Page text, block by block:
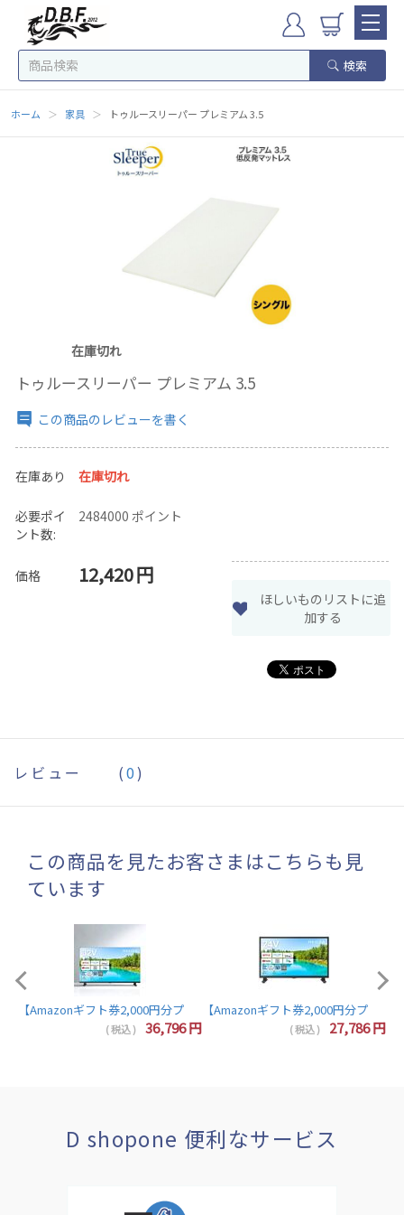
検索
ホーム ＞ 家具 ＞ トゥルースリーパー プレミアム 3.5
在庫切れ
トゥルースリーパー プレミアム 3.5
この商品のレビューを書く
在庫あり 在庫切れ
必要ポイ
ント数:
2484000 ポイント
価格 12,420円
ほしいものリストに追
加する
レビュー (0)
この商品を見たお客さまはこちらも見
ています
【Amazonギフト券2,000円分プレゼント】東芝 レグザ テレビ 32インチ
( 税込 ) 36,796円 ( 税込 ) 27,786円
D shopone 便利なサービス